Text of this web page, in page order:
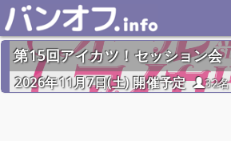
第15回アイカツ！セッション会
2026年11月7日(土) 開催予定
32名